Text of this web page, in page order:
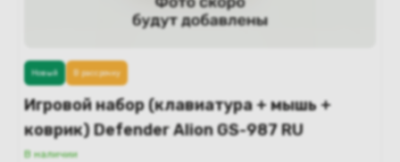
Игровой набор (клавиатура + мышь +
коврик) Defender Alion GS-987 RU
В наличии
Новый В рассрочку